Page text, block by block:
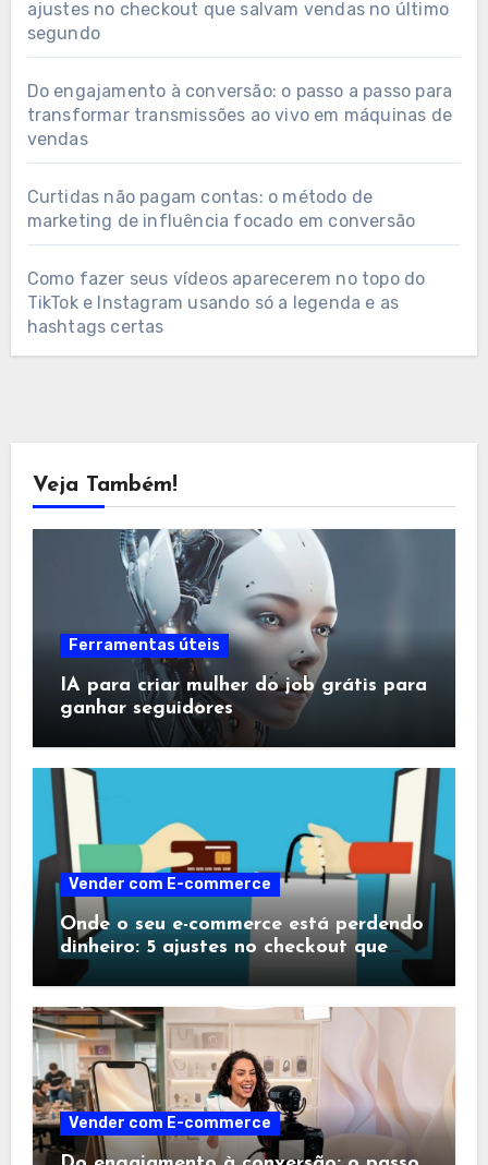
ajustes no checkout que salvam vendas no último
segundo
Do engajamento à conversão: o passo a passo para
transformar transmissões ao vivo em máquinas de
vendas
Curtidas não pagam contas: o método de
marketing de influência focado em conversão
Como fazer seus vídeos aparecerem no topo do
TikTok e Instagram usando só a legenda e as
hashtags certas
Veja Também!
Ferramentas úteis
IA para criar mulher do job grátis para
ganhar seguidores
Vender com E-commerce
Onde o seu e-commerce está perdendo
dinheiro: 5 ajustes no checkout que
salvam vendas no último segundo
Vender com E-commerce